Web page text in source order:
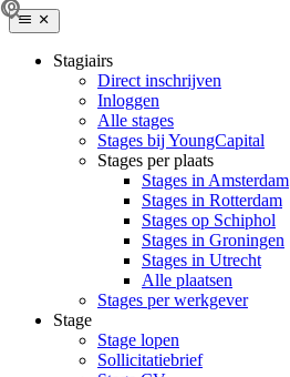
Stagiairs
Direct inschrijven
Inloggen
Alle stages
Stages bij YoungCapital
Stages per plaats
Stages in Amsterdam
Stages in Rotterdam
Stages op Schiphol
Stages in Groningen
Stages in Utrecht
Alle plaatsen
Stages per werkgever
Stage
Stage lopen
Sollicitatiebrief